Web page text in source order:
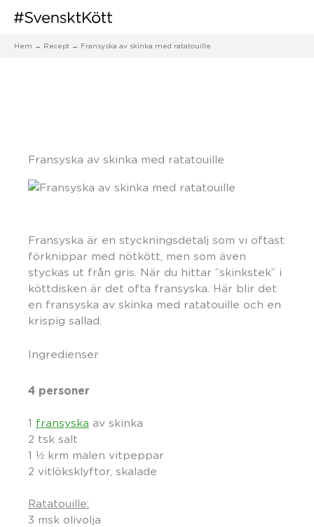
Hem Recept Fransyska av skinka med ratatouille
Fransyska av skinka med ratatouille
Fransyska är en styckningsdetalj som vi oftast
förknippar med nötkött, men som även
styckas ut från gris. När du hittar ”skinkstek” i
köttdisken är det ofta fransyska. Här blir det
en fransyska av skinka med ratatouille och en
krispig sallad.
Ingredienser
4 personer
1 fransyska av skinka
2 tsk salt
1 ½ krm malen vitpeppar
2 vitlöksklyftor, skalade
Ratatouille:
3 msk olivolja